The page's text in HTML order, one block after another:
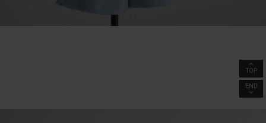
TOP
END